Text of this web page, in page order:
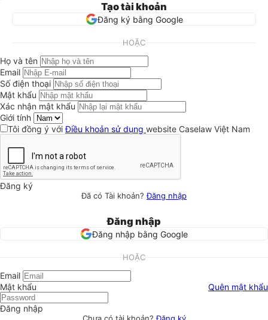
Tạo tài khoản
Đăng ký bằng Google
HOẶC
Họ và tên
Email
Số điện thoại
Mật khẩu
Xác nhận mật khẩu
Giới tính
Tôi đồng ý vớiĐiều khoản sử dụng website Caselaw Việt Nam
Đăng ký
Đã có Tài khoản?Đăng nhập
Đăng nhập
Đăng nhập bằng Google
HOẶC
Email
Mật khẩu
Quên mật khẩu
Đăng nhập